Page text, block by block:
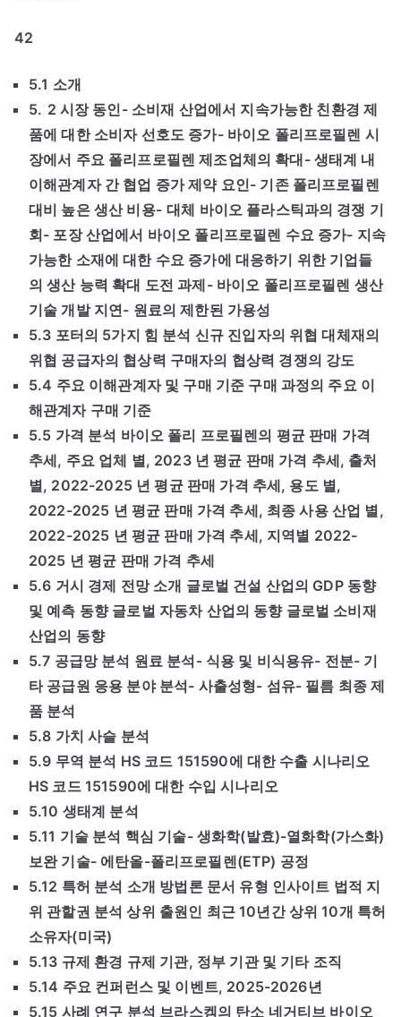
42
5.1 소개
5. 2 시장 동인- 소비재 산업에서 지속가능한 친환경 제
품에 대한 소비자 선호도 증가- 바이오 폴리프로필렌 시
장에서 주요 폴리프로필렌 제조업체의 확대- 생태계 내
이해관계자 간 협업 증가 제약 요인- 기존 폴리프로필렌
대비 높은 생산 비용- 대체 바이오 플라스틱과의 경쟁 기
회- 포장 산업에서 바이오 폴리프로필렌 수요 증가- 지속
가능한 소재에 대한 수요 증가에 대응하기 위한 기업들
의 생산 능력 확대 도전 과제- 바이오 폴리프로필렌 생산
기술 개발 지연- 원료의 제한된 가용성
5.3 포터의 5가지 힘 분석 신규 진입자의 위협 대체재의
위협 공급자의 협상력 구매자의 협상력 경쟁의 강도
5.4 주요 이해관계자 및 구매 기준 구매 과정의 주요 이
해관계자 구매 기준
5.5 가격 분석 바이오 폴리 프로필렌의 평균 판매 가격
추세, 주요 업체 별, 2023 년 평균 판매 가격 추세, 출처
별, 2022-2025 년 평균 판매 가격 추세, 용도 별,
2022-2025 년 평균 판매 가격 추세, 최종 사용 산업 별,
2022-2025 년 평균 판매 가격 추세, 지역별 2022-
2025 년 평균 판매 가격 추세
5.6 거시 경제 전망 소개 글로벌 건설 산업의 GDP 동향
및 예측 동향 글로벌 자동차 산업의 동향 글로벌 소비재
산업의 동향
5.7 공급망 분석 원료 분석- 식용 및 비식용유- 전분- 기
타 공급원 응용 분야 분석- 사출성형- 섬유- 필름 최종 제
품 분석
5.8 가치 사슬 분석
5.9 무역 분석 HS 코드 151590에 대한 수출 시나리오
HS 코드 151590에 대한 수입 시나리오
5.10 생태계 분석
5.11 기술 분석 핵심 기술- 생화학(발효)-열화학(가스화)
보완 기술- 에탄올-폴리프로필렌(ETP) 공정
5.12 특허 분석 소개 방법론 문서 유형 인사이트 법적 지
위 관할권 분석 상위 출원인 최근 10년간 상위 10개 특허
소유자(미국)
5.13 규제 환경 규제 기관, 정부 기관 및 기타 조직
5.14 주요 컨퍼런스 및 이벤트, 2025-2026년
5.15 사례 연구 분석 브라스켐의 탄소 네거티브 바이오